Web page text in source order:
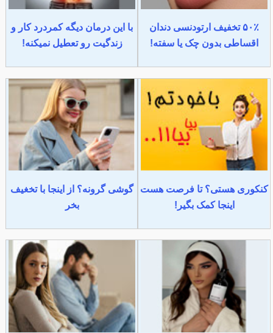
۵۰٪ تخفیف ارتودنسی دندان
اقساطی بدون چک یا سفته!
با این درمان دیگه کمردرد کار و
زندگیت رو تعطیل نمیکنه!
کنکوری هستی؟ تا فرصت هست
اینجا کمک بگیر!
گوشی گرونه؟ از اینجا با تخغیف
بخر